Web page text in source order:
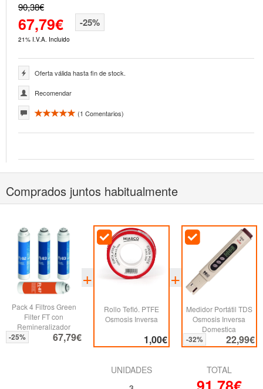
90,38€
67,79€ -25%
21% I.V.A. Incluido
Oferta válida hasta fin de stock.
Recomendar
(1 Comentarios)
Comprados juntos habitualmente
Pack 4 Filtros Green
Filter FT con
Remineralizador
67,79€
-25%
Rollo Tefló. PTFE
Osmosis Inversa
1,00€
Medidor Portátil TDS
Osmosis Inversa
Domestica
22,99€
-32%
UNIDADES
TOTAL